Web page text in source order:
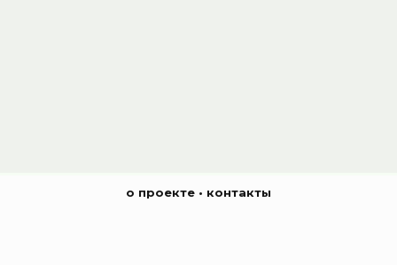
о проекте • контакты